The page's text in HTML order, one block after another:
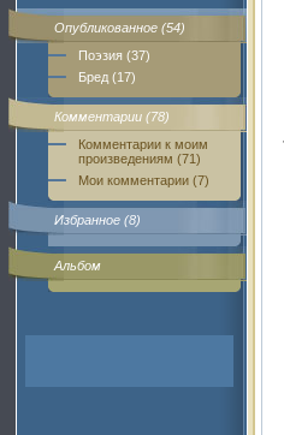
Опубликованное (54)
Поэзия (37)
Бред (17)
Комментарии (78)
Комментарии к моим
произведениям (71)
Мои комментарии (7)
Избранное (8)
Альбом